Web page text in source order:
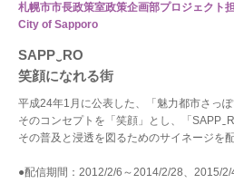
札幌市市長政策室政策企画部プロジェクト
City of Sapporo
SAPP‿RO
笑顔になれる街
平成24年1月に公表した、「魅力都市さっ
そのコンセプトを「笑顔」とし、「
その普及と浸透を図るためのサイネージを配
●配信期間：2012/2/6～2014/2/28、2015/2/